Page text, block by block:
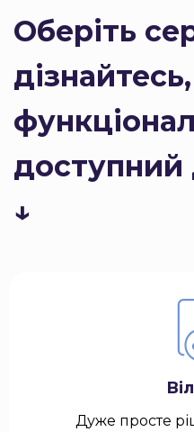
Оберіть
доступний
↓
Дуже просте